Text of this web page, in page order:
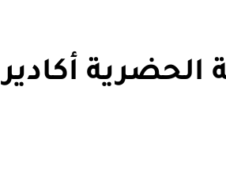
الحضرية أكادير